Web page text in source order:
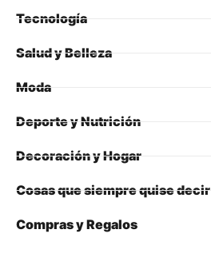
Tecnología
Salud y Belleza
Moda
Deporte y Nutrición
Decoración y Hogar
Cosas que siempre quise decir
Compras y Regalos